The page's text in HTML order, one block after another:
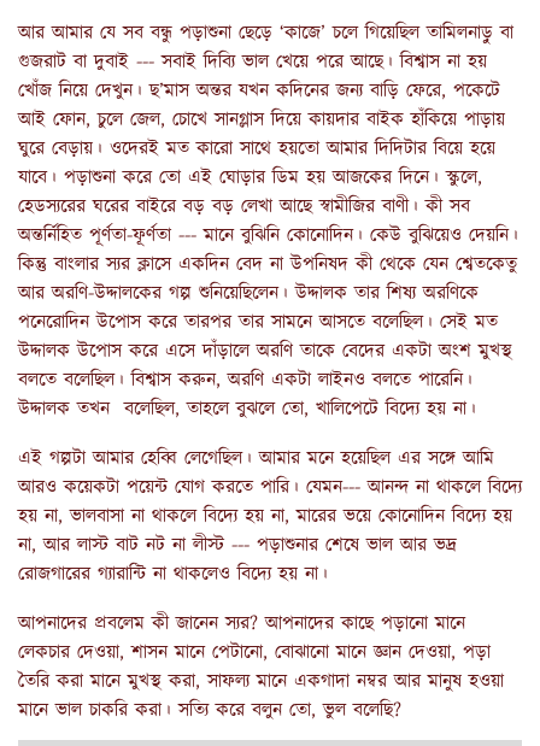
আর আমার যে সব বন্ধু পড়াশুনা ছেড়ে ‘কাজে’ চলে গিয়েছিল তামিলনাড়ু বা
গুজরাট বা দুবাই --- সবাই দিব্যি ভাল খেয়ে পরে আছে। বিশ্বাস না হয়
খোঁজ নিয়ে দেখুন। ছ’মাস অন্তর যখন কদিনের জন্য বাড়ি ফেরে, পকেটে
আই ফোন, চুলে জেল, চোখে সানগ্লাস দিয়ে কায়দার বাইক হাঁকিয়ে পাড়ায়
ঘুরে বেড়ায়। ওদেরই মত কারো সাথে হয়তো আমার দিদিটার বিয়ে হয়ে
যাবে। পড়াশুনা করে তো এই ঘোড়ার ডিম হয় আজকের দিনে। স্কুলে,
হেডস্যরের ঘরের বাইরে বড় বড় লেখা আছে স্বামীজির বাণী। কী সব
অন্তর্নিহিত পূর্ণতা-ফূর্ণতা --- মানে বুঝিনি কোনোদিন। কেউ বুঝিয়েও দেয়নি।
কিন্তু বাংলার স্যর ক্লাসে একদিন বেদ না উপনিষদ কী থেকে যেন শ্বেতকেতু
আর অরণি-উদ্দালকের গল্প শুনিয়েছিলেন। উদ্দালক তার শিষ্য অরণিকে
পনেরোদিন উপোস করে তারপর তার সামনে আসতে বলেছিল। সেই মত
উদ্দালক উপোস করে এসে দাঁড়ালে অরণি তাকে বেদের একটা অংশ মুখস্থ
বলতে বলেছিল। বিশ্বাস করুন, অরণি একটা লাইনও বলতে পারেনি।
উদ্দালক তখন বলেছিল, তাহলে বুঝলে তো, খালিপেটে বিদ্যে হয় না।
এই গল্পটা আমার হেব্বি লেগেছিল। আমার মনে হয়েছিল এর সঙ্গে আমি
আরও কয়েকটা পয়েন্ট যোগ করতে পারি। যেমন--- আনন্দ না থাকলে বিদ্যে
হয় না, ভালবাসা না থাকলে বিদ্যে হয় না, মারের ভয়ে কোনোদিন বিদ্যে হয়
না, আর লাস্ট বাট নট না লীস্ট --- পড়াশুনার শেষে ভাল আর ভদ্র
রোজগারের গ্যারান্টি না থাকলেও বিদ্যে হয় না।
আপনাদের প্রবলেম কী জানেন স্যর? আপনাদের কাছে পড়ানো মানে
লেকচার দেওয়া, শাসন মানে পেটানো, বোঝানো মানে জ্ঞান দেওয়া, পড়া
তৈরি করা মানে মুখস্থ করা, সাফল্য মানে একগাদা নম্বর আর মানুষ হওয়া
মানে ভাল চাকরি করা। সত্যি করে বলুন তো, ভুল বলেছি?